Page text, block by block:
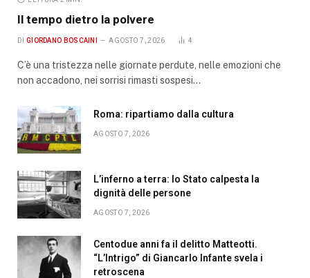
Il tempo dietro la polvere
DI GIORDANO BOSCAINI AGOSTO 7, 2026 4
C’è una tristezza nelle giornate perdute, nelle emozioni che
non accadono, nei sorrisi rimasti sospesi…
Roma: ripartiamo dalla cultura
AGOSTO 7, 2026
L’inferno a terra: lo Stato calpesta la
dignità delle persone
AGOSTO 7, 2026
Centodue anni fa il delitto Matteotti.
“L’Intrigo” di Giancarlo Infante svela i
retroscena